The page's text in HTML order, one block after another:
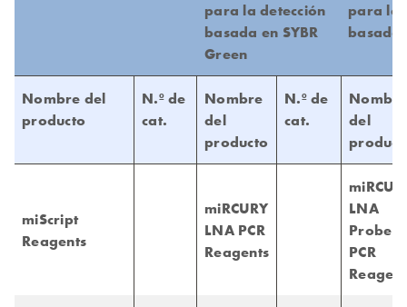
para la detección
basada en SYBR
Green
para la
basada
Nombre del
producto
N.º de
cat.
Nombre
del
producto
N.º de
cat.
Nombre
del
miScript
Reagents
miRCURY
LNA PCR
Reagents
LNA
Probe
PCR